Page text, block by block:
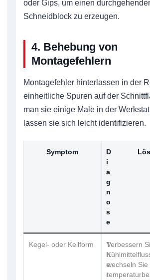
oder Gips, um einen
Schneidblock zu erzeugen.
4. Behebung von
Montagefehlern
Montagefehler hinterlassen in der
einheitliche Spuren auf der
man sie einige Male in der
lassen sie sich leicht identifizieren.
Symptom
D
i
a
g
n
o
s
e
Kegel- oder Keilform
T
h
e
r
Verbessern
wechseln Sie